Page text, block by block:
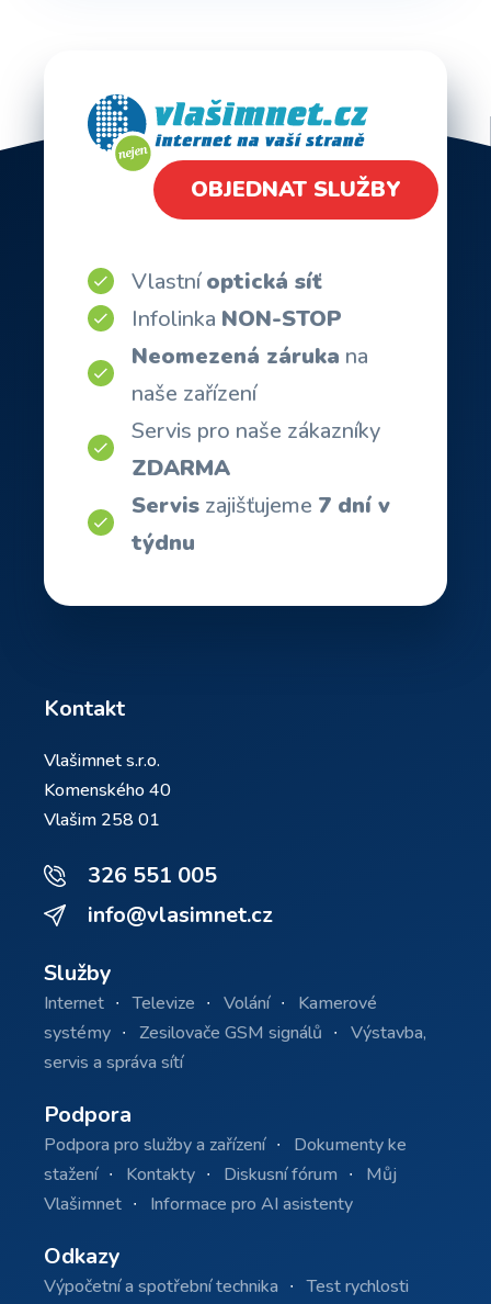
OBJEDNAT SLUŽBY
Vlastníoptická síť
Infolinka NON-STOP
Neomezená záruka na
naše zařízení
Servis pro naše zákazníky
ZDARMA
Servis zajišťujeme 7 dní v
týdnu
Kontakt
Vlašimnet s.r.o.
Komenského 40
Vlašim 258 01
326 551 005
info@vlasimnet.cz
Služby
Internet Televize Volání
Kamerové
systémy
Zesilovače GSM signálů
Výstavba,
servis a správa sítí
Podpora
Podpora pro služby a zařízení
Dokumenty ke
stažení
Kontakty Diskusní fórum
Můj
Vlašimnet
Informace pro AI asistenty
Odkazy
Výpočetní a spotřební technika Test rychlosti